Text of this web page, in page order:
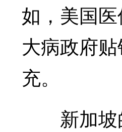
如，美国
大病政府
充。
新加坡的